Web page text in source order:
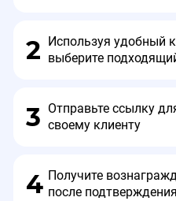
Для категорий: 3 -
Для категорий: 2 -
Для категорий: 0 - Не
2
Используя удобный
выберите
3 Отправьте ссылку
своему клиенту
4 Получите
после